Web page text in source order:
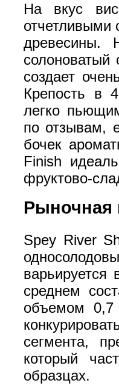
На вкус
отчетливыми
древесины.
солоноватый
создает
Крепость в
легко
по отзывам,
бочек
Finish
фруктово-
Рыночная
Spey River
варьируется
среднем
объемом 0,7
сегмента,
который
образцах.